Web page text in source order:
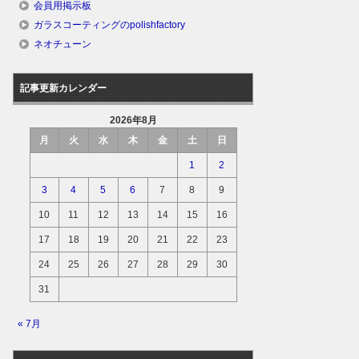
会員用掲示板
ガラスコーティングのpolishfactory
ネオチューン
記事更新カレンダー
2026年8月
月
火 水 木 金 土 日
1 2
3 4 5 6 7 8 9
10 11 12 13 14 15 16
17 18 19 20 21 22 23
24 25 26 27 28 29 30
31
« 7月